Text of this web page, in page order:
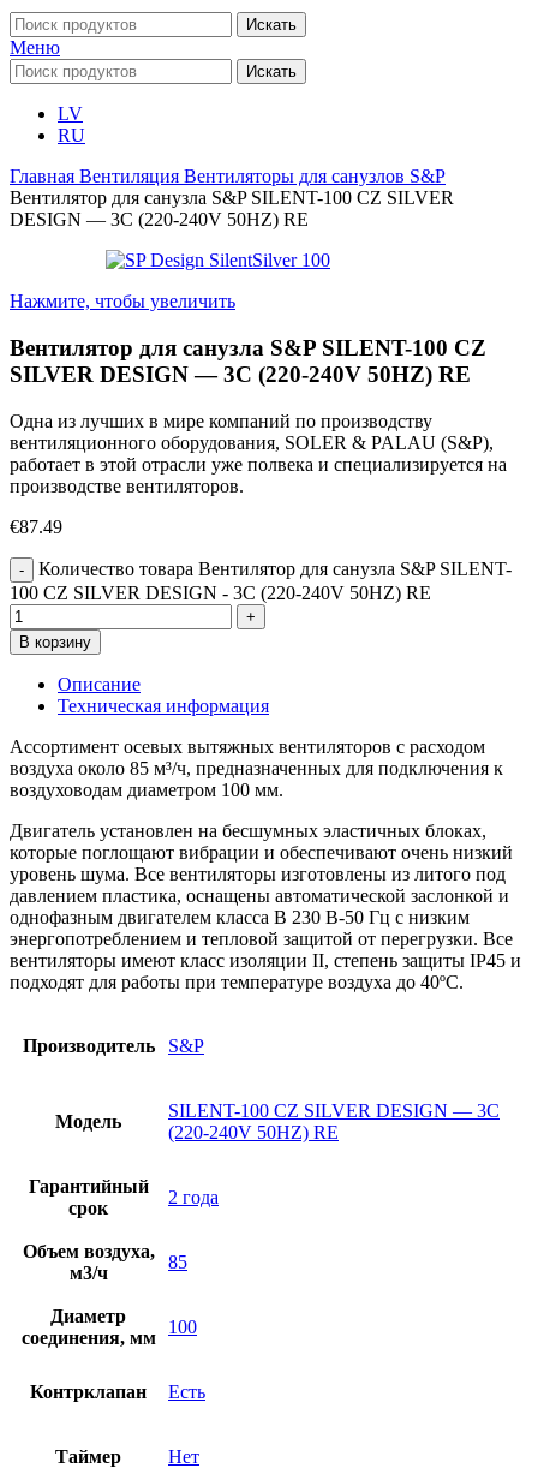
Искать
Меню
Искать
LV
RU
Главная Вентиляция Вентиляторы для санузлов S&P
Вентилятор для санузла S&P SILENT-100 CZ SILVER
DESIGN — 3C (220-240V 50HZ) RE
Нажмите, чтобы увеличить
Вентилятор для санузла S&P SILENT-100 CZ
SILVER DESIGN — 3C (220-240V 50HZ) RE
Одна из лучших в мире компаний по производству
вентиляционного оборудования, SOLER & PALAU (S&P),
работает в этой отрасли уже полвека и специализируется на
производстве вентиляторов.
€87.49
Количество товара Вентилятор для санузла S&P SILENT-
100 CZ SILVER DESIGN - 3C (220-240V 50HZ) RE
В корзину
Описание
Техническая информация
Ассортимент осевых вытяжных вентиляторов с расходом
воздуха около 85 м³/ч, предназначенных для подключения к
воздуховодам диаметром 100 мм.
Двигатель установлен на бесшумных эластичных блоках,
которые поглощают вибрации и обеспечивают очень низкий
уровень шума. Все вентиляторы изготовлены из литого под
давлением пластика, оснащены автоматической заслонкой и
однофазным двигателем класса B 230 В-50 Гц с низким
энергопотреблением и тепловой защитой от перегрузки. Все
вентиляторы имеют класс изоляции II, степень защиты IP45 и
подходят для работы при температуре воздуха до 40ºC.
Производитель S&P
Модель
SILENT-100 CZ SILVER DESIGN — 3C
(220-240V 50HZ) RE
Гарантийный
срок
2 года
Объем воздуха,
м3/ч
85
Диаметр
соединения, мм
100
Контрклапан Есть
Таймер Нет